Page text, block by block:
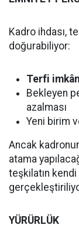
Kadro ihdası,
doğurabiliyor:
Terfi
Bekleyen
azalması
Yeni birim
Ancak
atama
teşkilatın
YÜRÜRLÜK